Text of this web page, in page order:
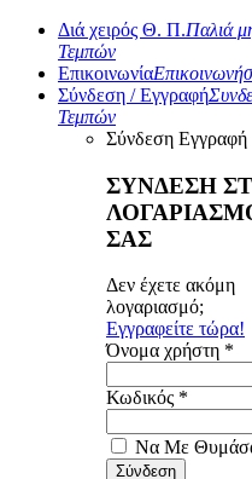
Διά χειρός Θ. Π.Παλιά
Τεμπών
Επικοινωνία
Σύνδεση / Εγγραφή
Τεμπών
Σύνδεση Εγγραφή
ΣΥΝΔΕΣΗ
ΣΑΣ
Δεν έχετε ακόμη
λογαριασμό;
Εγγραφείτε τώρα!
Όνομα χρήστη *
Κωδικός *
Να Με